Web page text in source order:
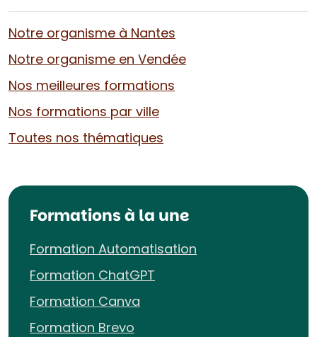
Notre organisme à Nantes
Notre organisme en Vendée
Nos meilleures formations
Nos formations par ville
Toutes nos thématiques
Formations à la une
Formation Automatisation
Formation ChatGPT
Formation Canva
Formation Brevo